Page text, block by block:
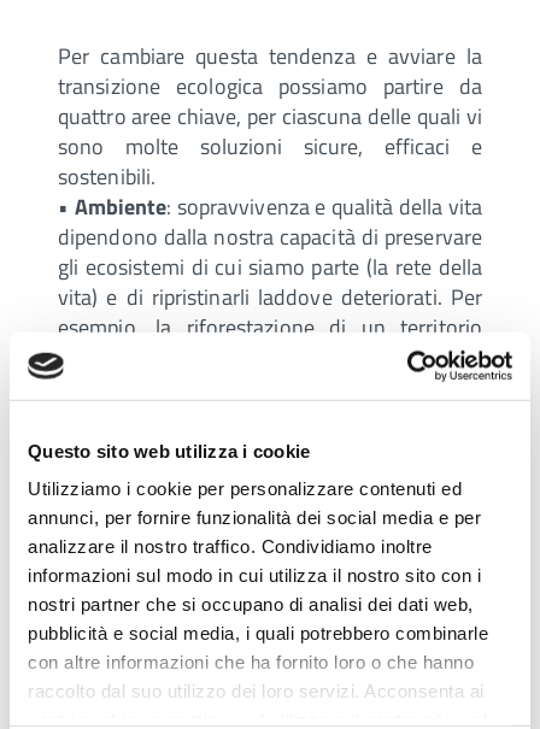
Questo sito web utilizza i cookie
Utilizziamo i cookie per personalizzare contenuti ed
annunci, per fornire funzionalità dei social media e per
analizzare il nostro traffico. Condividiamo inoltre
informazioni sul modo in cui utilizza il nostro sito con i
nostri partner che si occupano di analisi dei dati web,
pubblicità e social media, i quali potrebbero combinarle
con altre informazioni che ha fornito loro o che hanno
raccolto dal suo utilizzo dei loro servizi. Acconsenta ai
Per cambiare questa tendenza e avviare la
transizione ecologica possiamo partire da
quattro aree chiave, per ciascuna delle quali vi
sono molte soluzioni sicure, efficaci e
sostenibili.
• Ambiente: sopravvivenza e qualità della vita
dipendono dalla nostra capacità di preservare
gli ecosistemi di cui siamo parte (la rete della
vita) e di ripristinarli laddove deteriorati. Per
esempio, la riforestazione di un territorio
poco più grande della provincia di Bergamo
potrebbe spostare l’overshoot day di circa 8
•Energia: la produzione di energia da
combustibili fossili è responsabile di due terzi
delle emissioni di gas serra. Aumentando
dall’attuale 40 al 75% l’energia elettrica
prodotta da fonti rinnovabili (compresa
l’energia nucleare), l’overshoot day si
sposterebbe in avanti di 26 giorni.
•Città: nelle città risiede il 60% della
popolazione mondiale, si concentra il 70%
delle emissioni di gas-serra e l’80% della